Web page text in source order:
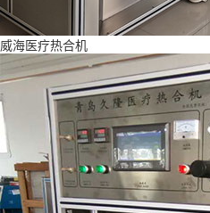
威海医疗热合机